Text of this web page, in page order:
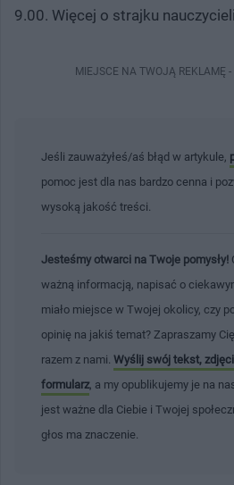
9.00. Więcej o strajku nauczycieli
MIEJSCE NA TWOJĄ REKLAMĘ -
Jeśli zauważyłeś/aś błąd w artykule,
pomoc jest dla nas bardzo cenna i
wysoką jakość treści.
Jesteśmy otwarci na Twoje pomysły!
ważną informacją, napisać o
miało miejsce w Twojej okolicy, czy
opinię na jakiś temat? Zapraszamy
razem z nami. Wyślij swój tekst,
formularz , a my opublikujemy je na
jest ważne dla Ciebie i Twojej
głos ma znaczenie.